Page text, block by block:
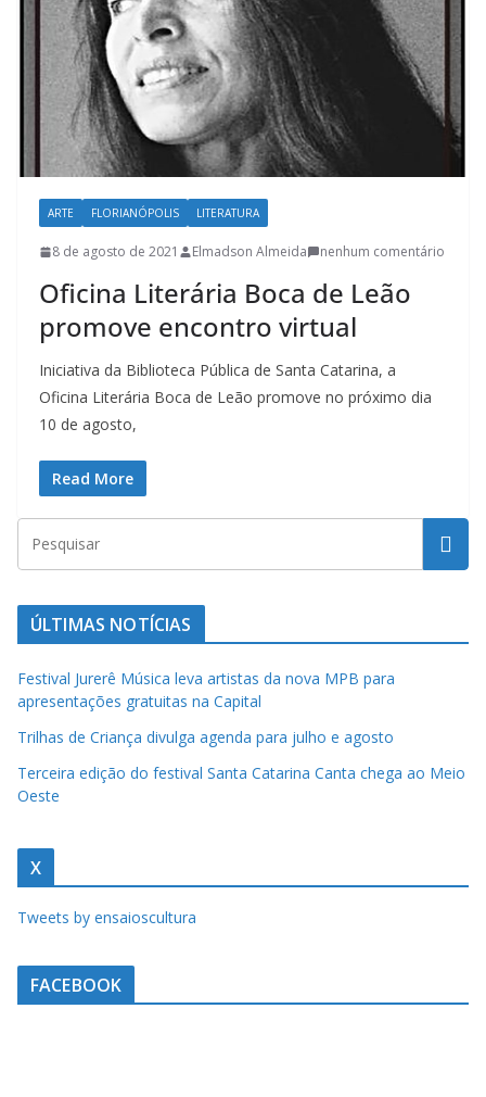
l
t
u
r
a
c
a
t
a
r
i
n
e
m
q
e
.
ARTE FLORIANÓPOLIS LITERATURA
8 de agosto de 2021 Elmadson Almeida nenhum comentário
Oficina Literária Boca de Leão
promove encontro virtual
Iniciativa da Biblioteca Pública de Santa Catarina, a
Oficina Literária Boca de Leão promove no próximo dia
10 de agosto,
Read More
ÚLTIMAS NOTÍCIAS
Festival Jurerê Música leva artistas da nova MPB para
apresentações gratuitas na Capital
Trilhas de Criança divulga agenda para julho e agosto
Terceira edição do festival Santa Catarina Canta chega ao Meio
Oeste
X
Tweets by ensaioscultura
FACEBOOK